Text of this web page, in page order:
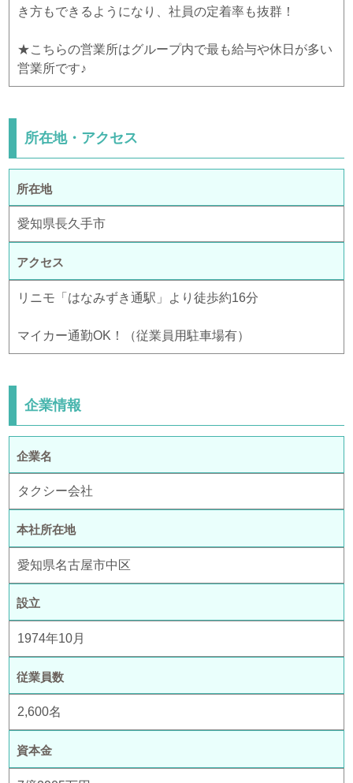
き方もできるようになり、社員の定着率も抜群！
★こちらの営業所はグループ内で最も給与や休日が多い
営業所です♪
所在地・アクセス
所在地
愛知県長久手市
アクセス
リニモ「はなみずき通駅」より徒歩約16分
マイカー通勤OK！（従業員用駐車場有）
企業情報
企業名
タクシー会社
本社所在地
愛知県名古屋市中区
設立
1974年10月
従業員数
2,600名
資本金